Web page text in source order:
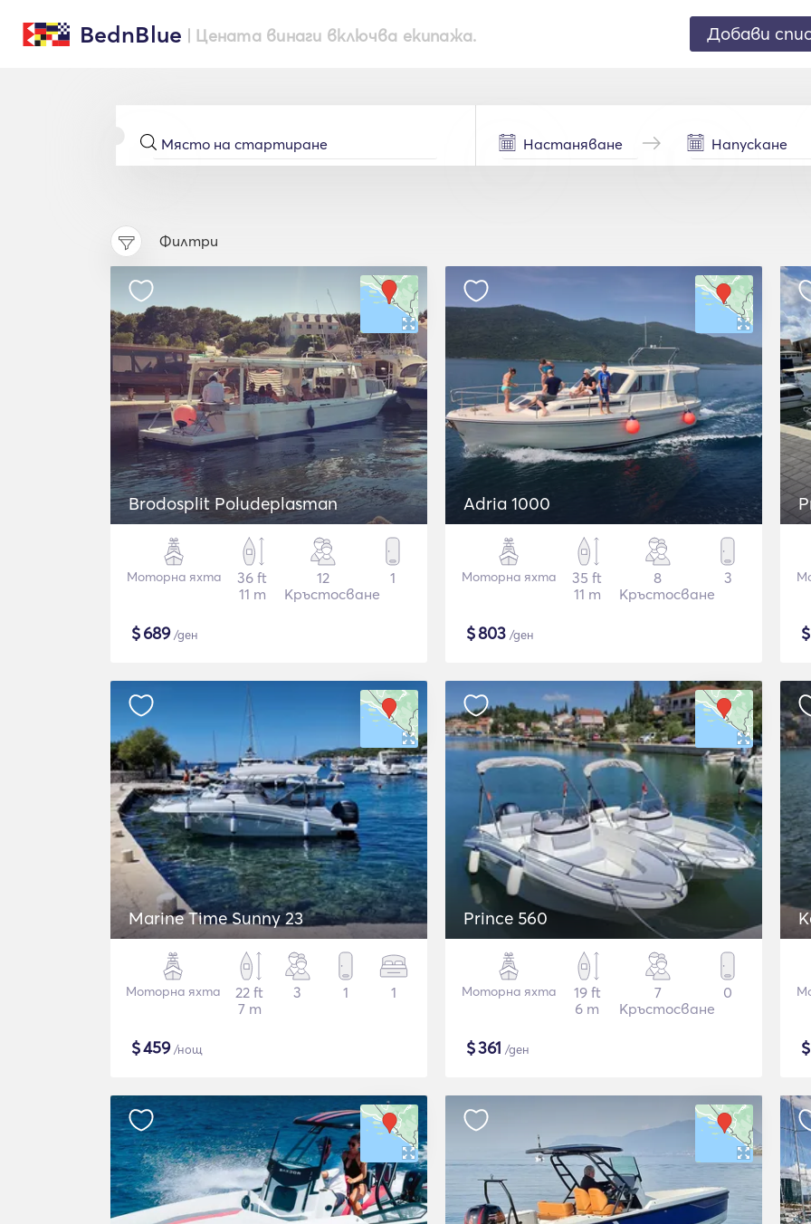
BednBlue | Цената винаги включва екипажа. Добави
Филтри
Brodosplit Poludeplasman
Моторна яхта
36 ft
11 m
12
Кръстосване
1
$689/ден
Adria 1000
Моторна яхта
35 ft
11 m
8
Кръстосване
3
$803 /ден
Marine Time Sunny 23
Моторна яхта
22 ft
7 m
3 1 1
$459/нощ
Prince 560
Моторна яхта
19 ft
6 m
7
Кръстосване
0
$361 /ден